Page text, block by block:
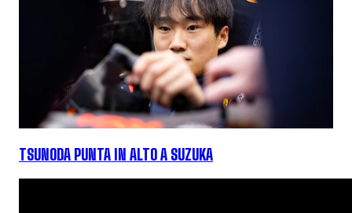
TSUNODA PUNTA IN ALTO A SUZUKA